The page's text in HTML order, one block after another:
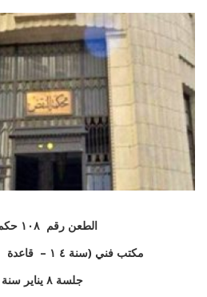
الطعن رقم۱۰۸
مكتب فني (سنة ٤
۱ – قاعدة
جلسة ٨ يناير سنة ١٩٩٠